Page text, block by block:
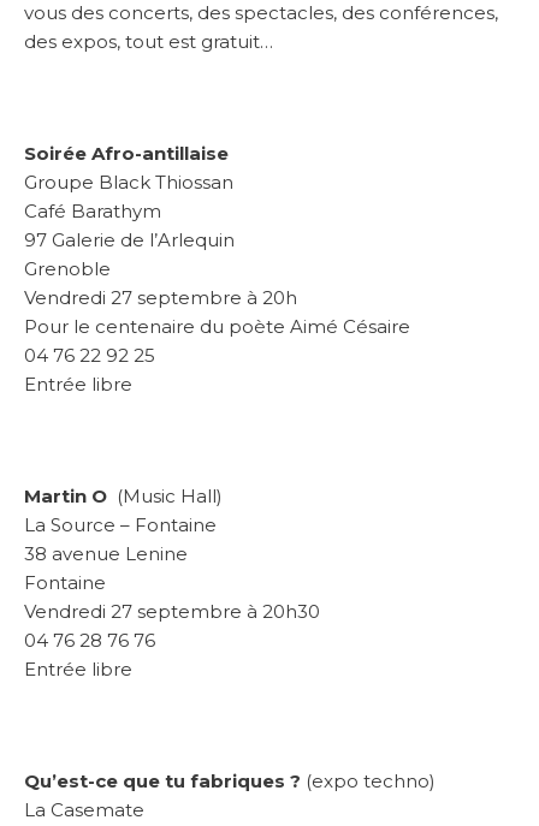
vous des concerts, des spectacles, des conférences,
des expos, tout est gratuit…
Soirée Afro-antillaise
Groupe Black Thiossan
Café Barathym
97 Galerie de l’Arlequin
Grenoble
Vendredi 27 septembre à 20h
Pour le centenaire du poète Aimé Césaire
04 76 22 92 25
Entrée libre
Martin O (Music Hall)
La Source – Fontaine
38 avenue Lenine
Fontaine
Vendredi 27 septembre à 20h30
04 76 28 76 76
Entrée libre
Qu’est-ce que tu fabriques ? (expo techno)
La Casemate